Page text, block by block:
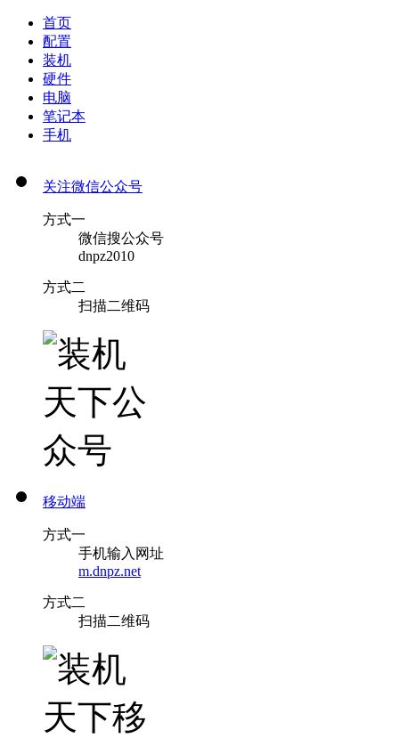
首页
配置
装机
硬件
电脑
笔记本
手机
关注微信公众号
方式一
微信搜公众号
dnpz2010
方式二
扫描二维码
移动端
方式一
手机输入网址
m.dnpz.net
方式二
扫描二维码